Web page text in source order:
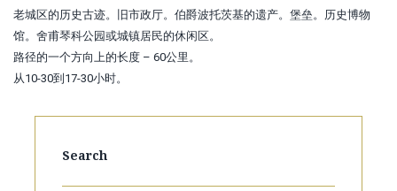
老城区的历史古迹。旧市政厅。伯爵波托茨基的遗产。堡垒。历史博物
馆。舍甫琴科公园或城镇居民的休闲区。
路径的一个方向上的长度 – 60公里。
从10-30到17-30小时。
Search